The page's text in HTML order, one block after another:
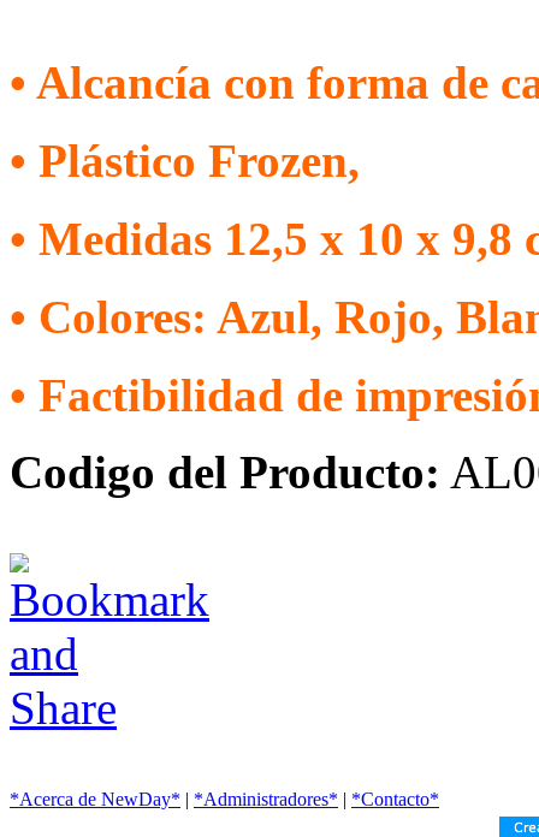
• Alcancía con forma de
• Plástico Frozen,
• Medidas 12,5 x 10 x 9,8
• Colores: Azul, Rojo,
• Factibilidad de
Codigo del Producto:
*Acerca de NewDay* | *Administradores* | *Contacto*